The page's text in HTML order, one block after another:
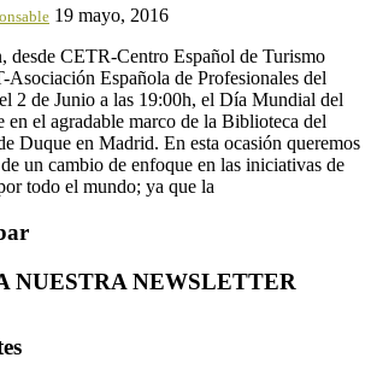
19 mayo, 2016
desde CETR-Centro Español de Turismo
Asociación Española de Profesionales del
2 de Junio a las 19:00h, el Día Mundial del
en el agradable marco de la Biblioteca del
Duque en Madrid. En esta ocasión queremos
un cambio de enfoque en las iniciativas de
todo el mundo; ya que la
NUESTRA NEWSLETTER